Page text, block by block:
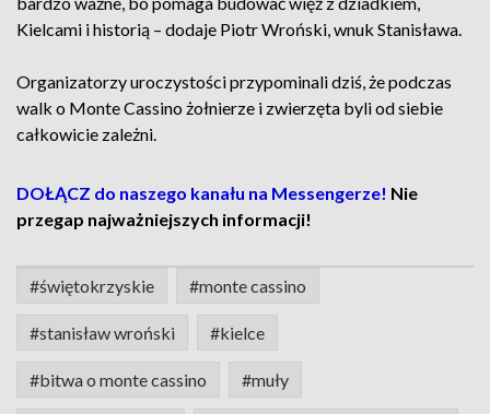
Kielcami i historią – dodaje Piotr Wroński, wnuk Stanisława.
Organizatorzy uroczystości przypominali dziś, że podczas
walk o Monte Cassino żołnierze i zwierzęta byli od siebie
całkowicie zależni.
DOŁĄCZ do naszego kanału na Messengerze! Nie
przegap najważniejszych informacji!
#świętokrzyskie #monte cassino
#stanisław wroński #kielce
#bitwa o monte cassino #muły